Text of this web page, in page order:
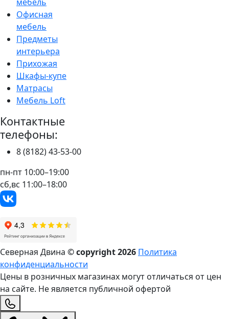
мебель
Офисная
мебель
Предметы
интерьера
Прихожая
Шкафы-купе
Матрасы
Мебель Loft
Контактные
телефоны:
8 (8182) 43-53-00
пн-пт 10:00–19:00
сб,вс 11:00–18:00
Северная Двина © copyright2026 Политика
конфиденциальности
Цены в розничных магазинах могут отличаться от цен
на сайте. Не является публичной офертой